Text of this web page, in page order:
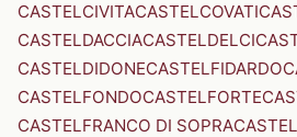
CASTELCIVITACASTELCOVATI
CASTELDACCIACASTELDELCI
CASTELDIDONECASTELFIDARDO
CASTELFONDOCASTELFORTE
CASTELFRANCO DI SOPRA